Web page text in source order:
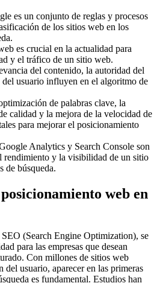
es un conjunto de reglas y procesos
de los sitios web en los
es crucial en la actualidad para
y el tráfico de un sitio web.
del contenido, la autoridad del
usuario influyen en el algoritmo de
de palabras clave, la
calidad y la mejora de la velocidad de
para mejorar el posicionamiento
Analytics y Search Console son
rendimiento y la visibilidad de un sitio
de búsqueda.
web en
(Search Engine Optimization), se
para las empresas que desean
Con millones de sitios web
usuario, aparecer en las primeras
es fundamental. Estudios han